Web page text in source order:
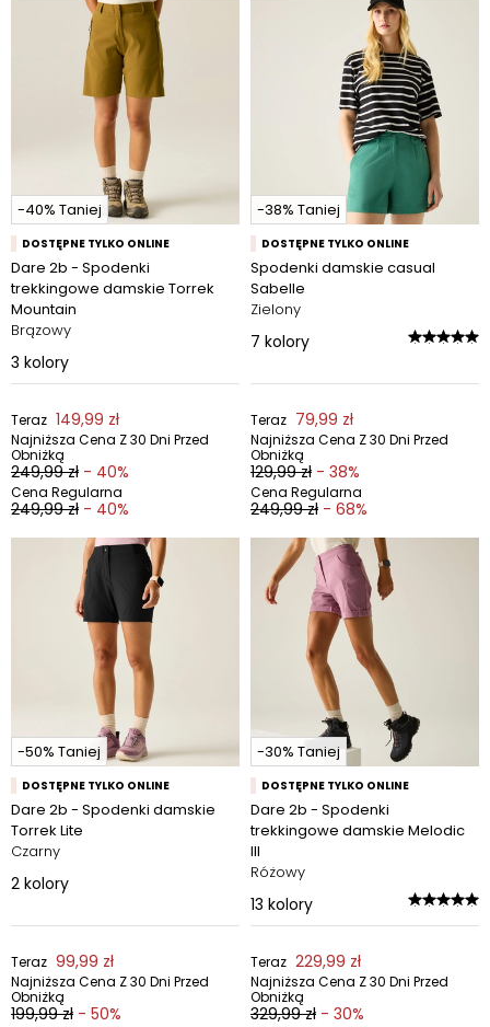
-40% Taniej
DOSTĘPNE TYLKO ONLINE
Dare 2b - Spodenki
trekkingowe damskie Torrek
Mountain
Brązowy
3 kolory
Teraz 149,99 zł
Najniższa Cena Z 30 Dni Przed
Obniżką
249,99 zł - 40%
Cena Regularna
249,99 zł - 40%
-38% Taniej
DOSTĘPNE TYLKO ONLINE
Spodenki damskie casual
Sabelle
Zielony
7 kolory
Teraz 79,99 zł
Najniższa Cena Z 30 Dni Przed
Obniżką
129,99 zł - 38%
Cena Regularna
249,99 zł - 68%
-50% Taniej
DOSTĘPNE TYLKO ONLINE
Dare 2b - Spodenki damskie
Torrek Lite
Czarny
2 kolory
Teraz 99,99 zł
Najniższa Cena Z 30 Dni Przed
Obniżką
199,99 zł - 50%
-30% Taniej
DOSTĘPNE TYLKO ONLINE
Dare 2b - Spodenki
trekkingowe damskie Melodic
III
Różowy
13 kolory
Teraz 229,99 zł
Najniższa Cena Z 30 Dni Przed
Obniżką
329,99 zł - 30%